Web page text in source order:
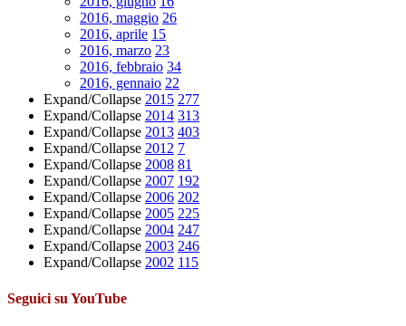
2016, maggio 26
2016, aprile 15
2016, marzo 23
2016, febbraio 34
2016, gennaio 22
Expand/Collapse 2015 277
Expand/Collapse 2014 313
Expand/Collapse 2013 403
Expand/Collapse 2012 7
Expand/Collapse 2008 81
Expand/Collapse 2007 192
Expand/Collapse 2006 202
Expand/Collapse 2005 225
Expand/Collapse 2004 247
Expand/Collapse 2003 246
Expand/Collapse 2002 115
Seguici su YouTube